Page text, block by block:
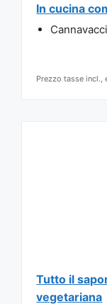
In cucina
Prezzo tasse incl.,
Tutto il
vegetariana